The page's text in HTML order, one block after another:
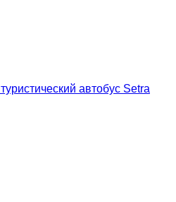
туристический автобус Setra